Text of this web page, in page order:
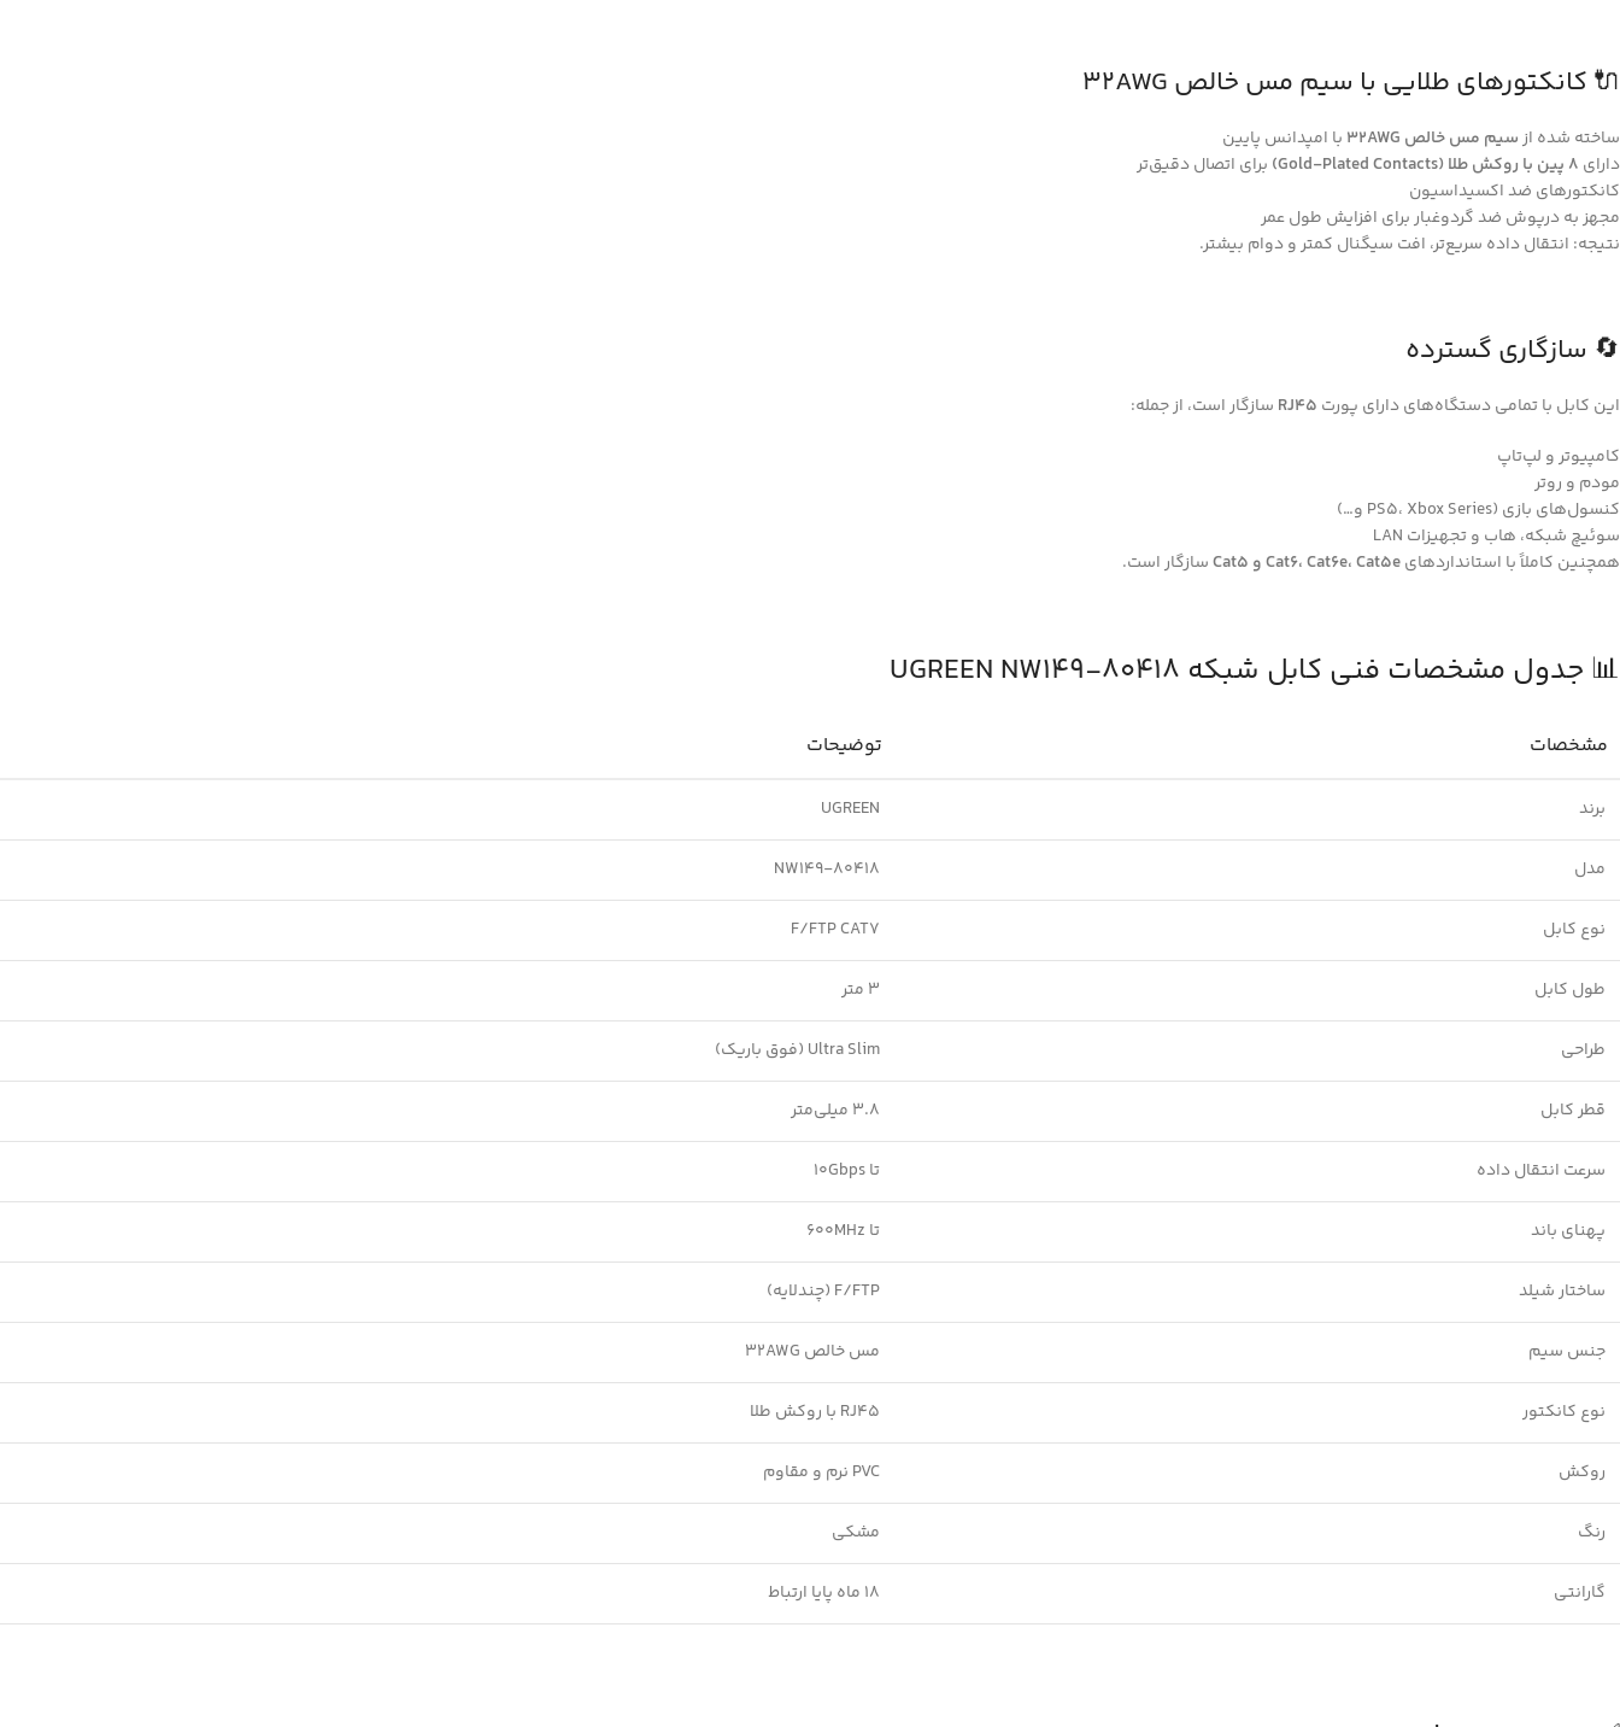
🔌 کانکتورهای طلایی با سیم مس خالص 32AWG
ساخته شده ازسیم مس خالص 32AWG
با امپدانس پایین
دارای 8 پین با روکش طلا (Gold-Plated Contacts)
برای اتصال دقیق‌تر
کانکتورهای ضد اکسیداسیون
مجهز به درپوش ضد گردوغبار برای افزایش طول عمر
نتیجه: انتقال داده سریع‌تر، افت سیگنال کمتر و دوام بیشتر.
🔄 سازگاری گسترده
این کابل با تمامی دستگاه‌های دارای پورت RJ45 سازگار است، از جمله:
کامپیوتر و لپ‌تاپ
مودم و روتر
کنسول‌های بازی (PS5، Xbox Series و…)
سوئیچ شبکه، هاب و تجهیزات LAN
همچنین کاملاً با استانداردهایCat6، Cat6e، Cat5e و Cat5 سازگار است.
📊 جدول مشخصات فنی کابل شبکه UGREEN NW149-80418
مشخصات توضیحات
برند UGREEN
مدل NW149-80418
نوع کابل F/FTP CAT7
طول کابل 3 متر
طراحی Ultra Slim (فوق باریک)
قطر کابل 3.8 میلی‌متر
سرعت انتقال داده تا 10Gbps
پهنای باند تا 600MHz
ساختار شیلد F/FTP (چندلایه)
جنس سیم مس خالص 32AWG
نوع کانکتور RJ45 با روکش طلا
روکش PVC نرم و مقاوم
رنگ مشکی
گارانتی 18 ماه پایا ارتباط